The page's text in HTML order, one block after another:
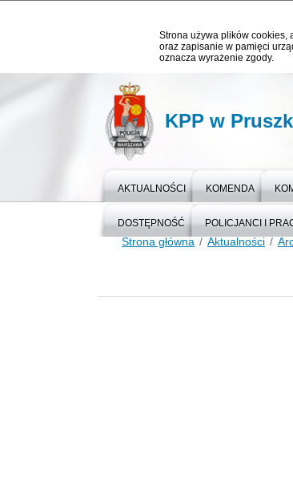
Strona używa plików cookies,
oraz zapisanie w pamięci
oznacza wyrażenie zgody.
KPP w
AKTUALNOŚCI KOMENDA
DOSTĘPNOŚĆ POLICJANCI I
Strona główna Aktualności